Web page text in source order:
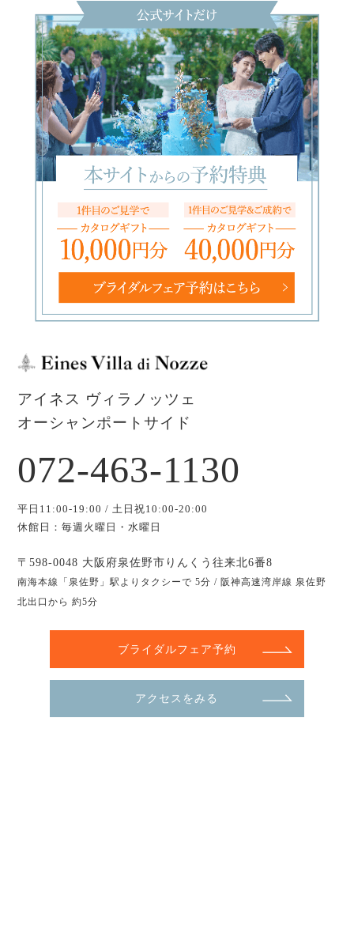
アイネス ヴィラノッツェ
オーシャンポートサイド
072-463-1130
平日11:00-19:00 / 土日祝10:00-20:00
休館日：毎週火曜日・水曜日
〒598-0048 大阪府泉佐野市りんくう往来北6番8
南海本線「泉佐野」駅よりタクシーで 5分 / 阪神高速湾岸線 泉佐野
北出口から 約5分
ブライダルフェア予約
アクセスをみる